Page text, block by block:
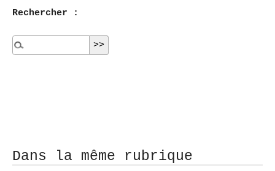
Rechercher :
Dans la même rubrique